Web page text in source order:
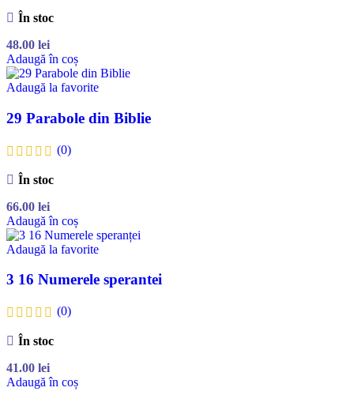
În stoc
48.00 lei
Adaugă în coș
Adaugă la favorite
29 Parabole din Biblie
(0)
În stoc
66.00 lei
Adaugă în coș
Adaugă la favorite
3 16 Numerele sperantei
(0)
În stoc
41.00 lei
Adaugă în coș